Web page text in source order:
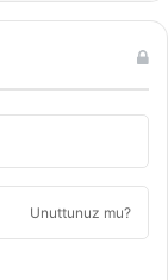
Unuttunuz mu?